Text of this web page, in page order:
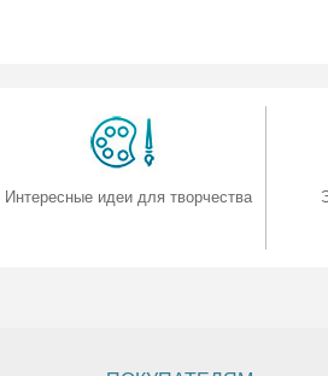
Интересные идеи для творчества